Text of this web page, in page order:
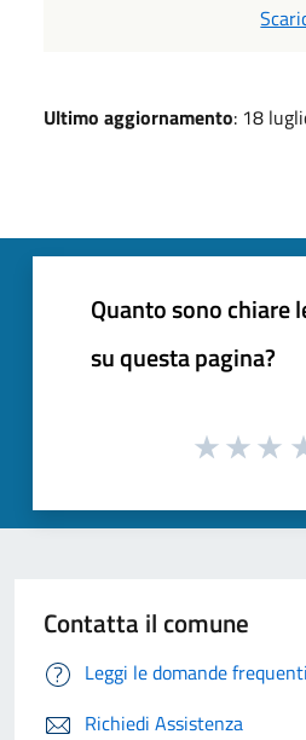
Ultimo aggiornamento: 18
Quanto sono chiare
su questa pagina?
Contatta il comune
Leggi le domande frequenti
Richiedi Assistenza